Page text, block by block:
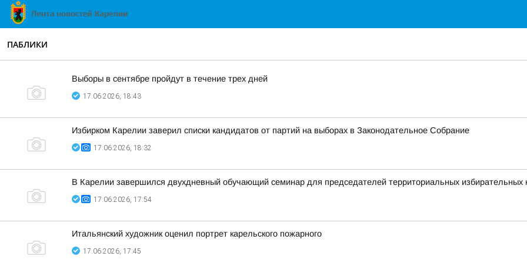
ПАБЛИКИ
Выборы в сентябре пройдут в течение трех дней
17.06.2026, 18:43
Избирком Карелии заверил списки кандидатов от партий на выборах в Законодательное Собрание
17.06.2026, 18:32
В Карелии завершился двухдневный обучающий семинар для председателей территориальных избирательных
17.06.2026, 17:54
Итальянский художник оценил портрет карельского пожарного
17.06.2026, 17:45